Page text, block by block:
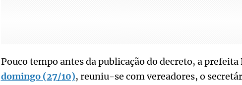
Pouco tempo antes da publicação do decreto, a
domingo (27/10), reuniu-se com vereadores, o